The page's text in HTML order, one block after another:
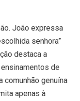
João expressa
senhora”
destaca a
de
comunhão genuína
apenas à